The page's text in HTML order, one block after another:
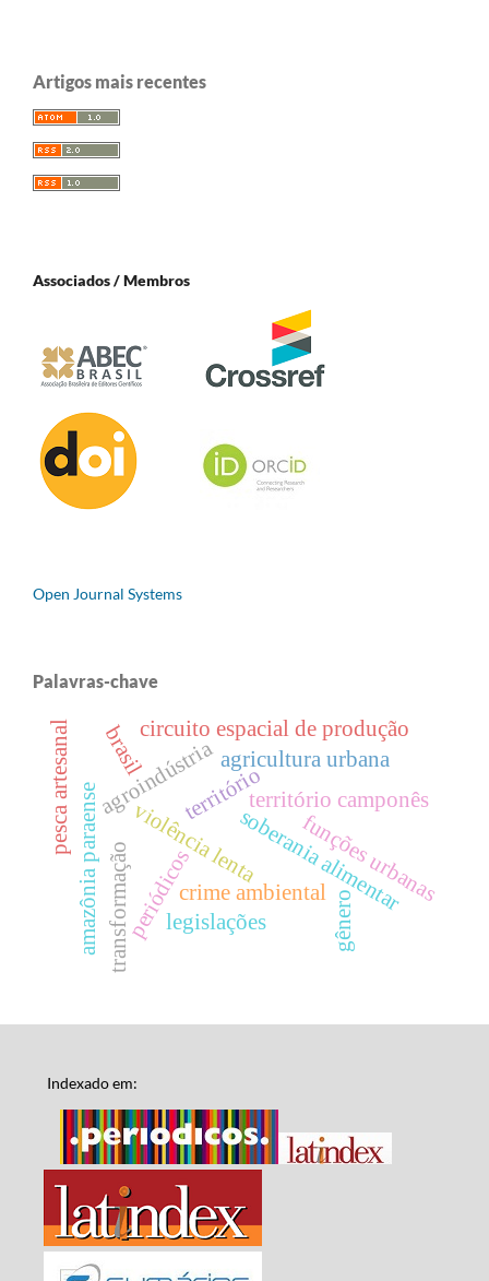
Artigos mais recentes
Associados / Membros
Open Journal Systems
Palavras-chave
território camponês
violência lenta
agroindústria
soberania alimentar
amazônia paraense crime ambiental
território
gênero
pesca artesanal circuito espacial de produção
periódicos funções urbanas
agricultura urbana
legislações
brasil
transformação
Indexado em: